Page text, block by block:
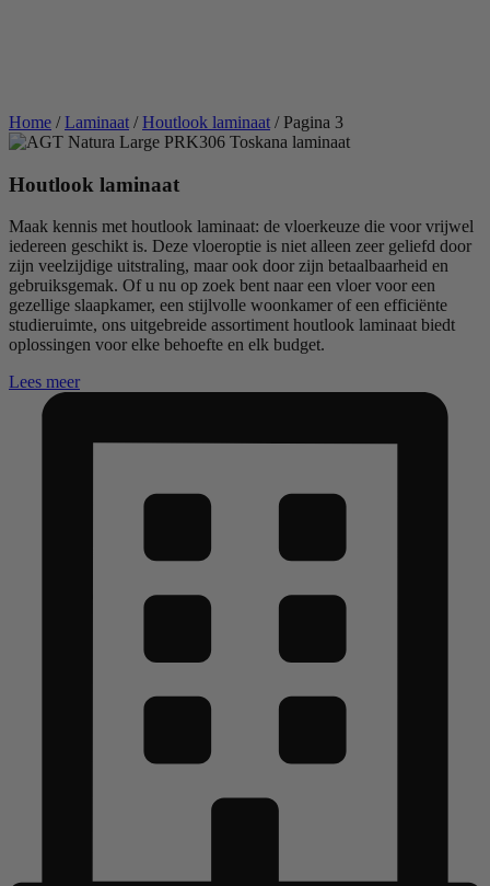
Home /Laminaat /Houtlook laminaat / Pagina 3
Houtlook laminaat
Maak kennis met houtlook laminaat: de vloerkeuze die voor vrijwel
iedereen geschikt is. Deze vloeroptie is niet alleen zeer geliefd door
zijn veelzijdige uitstraling, maar ook door zijn betaalbaarheid en
gebruiksgemak. Of u nu op zoek bent naar een vloer voor een
gezellige slaapkamer, een stijlvolle woonkamer of een efficiënte
studieruimte, ons uitgebreide assortiment houtlook laminaat biedt
oplossingen voor elke behoefte en elk budget.
Lees meer